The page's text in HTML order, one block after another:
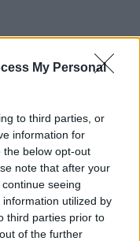
My Personal
to third parties, or
information for
the below opt-out
note that after your
seeing
utilized by
third parties prior to
of the further
a friss